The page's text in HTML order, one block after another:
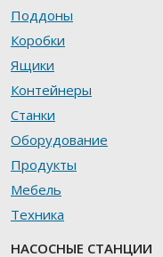
Поддоны
Коробки
Ящики
Контейнеры
Станки
Оборудование
Продукты
Мебель
Техника
НАСОСНЫЕ СТАНЦИИ